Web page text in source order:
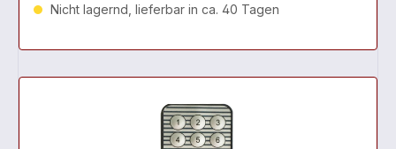
Nicht lagernd, lieferbar in ca. 40 Tagen